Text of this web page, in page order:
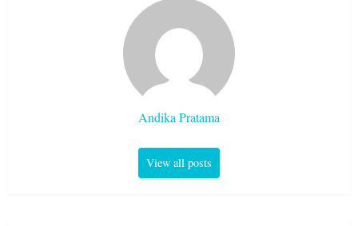
Andika Pratama
View all posts